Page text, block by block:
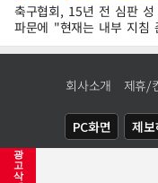
광
고
삭
축구협회, 15년 전 심판 성
파문에 "현재는 내부 지침
회사소개 제휴/
PC화면 제보